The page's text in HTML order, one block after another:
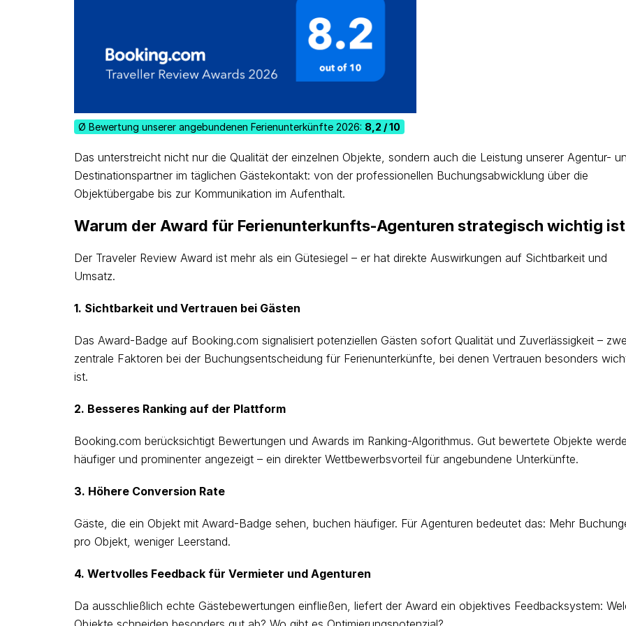
Ø Bewertung unserer angebundenen Ferienunterkünfte 2026: 8,2 / 10
Das unterstreicht nicht nur die Qualität der einzelnen Objekte, sondern auch die Leistung unserer Agentur-
Destinationspartner im täglichen Gästekontakt: von der professionellen Buchungsabwicklung über die
Objektübergabe bis zur Kommunikation im Aufenthalt.
Warum der Award für Ferienunterkunfts-Agenturen strategisch wichtig ist
Der Traveler Review Award ist mehr als ein Gütesiegel – er hat direkte Auswirkungen auf Sichtbarkeit und
Umsatz.
1. Sichtbarkeit und Vertrauen bei Gästen
Das Award-Badge auf Booking.com signalisiert potenziellen Gästen sofort Qualität und Zuverlässigkeit –
zentrale Faktoren bei der Buchungsentscheidung für Ferienunterkünfte, bei denen Vertrauen besonders
ist.
2. Besseres Ranking auf der Plattform
Booking.com berücksichtigt Bewertungen und Awards im Ranking-Algorithmus. Gut bewertete Objekte
häufiger und prominenter angezeigt – ein direkter Wettbewerbsvorteil für angebundene Unterkünfte.
3. Höhere Conversion Rate
Gäste, die ein Objekt mit Award-Badge sehen, buchen häufiger. Für Agenturen bedeutet das: Mehr
pro Objekt, weniger Leerstand.
4. Wertvolles Feedback für Vermieter und Agenturen
Da ausschließlich echte Gästebewertungen einfließen, liefert der Award ein objektives Feedbacksystem: